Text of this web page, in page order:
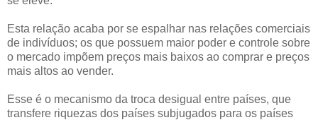
Esta relação acaba por se espalhar nas relações comerciais
de indivíduos; os que possuem maior poder e controle sobre
o mercado impõem preços mais baixos ao comprar e preços
mais altos ao vender.
Esse é o mecanismo da troca desigual entre países, que
transfere riquezas dos países subjugados para os países